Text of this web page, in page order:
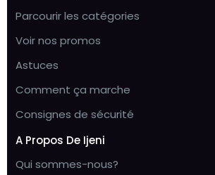
Parcourir les catégories
Voir nos promos
Astuces
Comment ça marche
Consignes de sécurité
A Propos De Ijeni
Qui sommes-nous?